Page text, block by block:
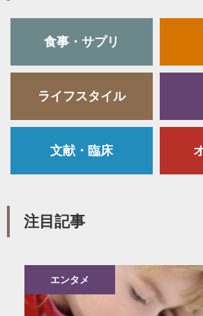
食事・サプリ
ライフスタイル
文献・臨床
注目記事
エンタメ